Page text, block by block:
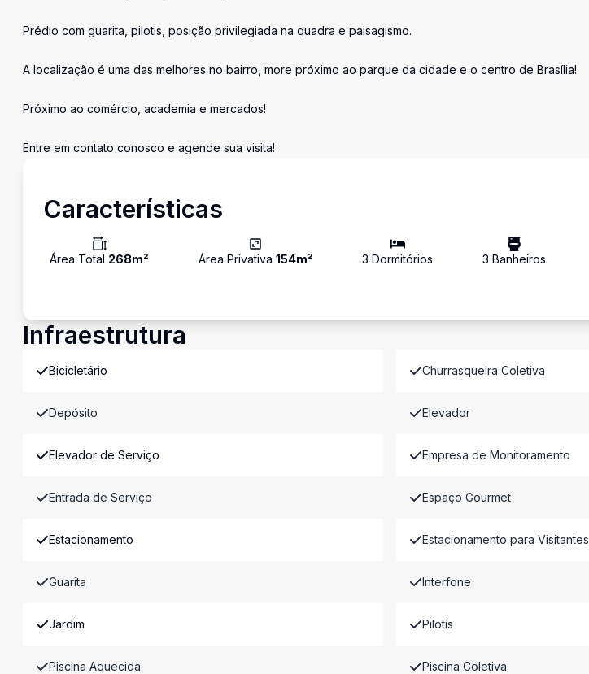
Prédio com guarita, pilotis, posição privilegiada na quadra e paisagismo.
A localização é uma das melhores no bairro, more próximo ao parque da cidade e o centro de Brasília!
Próximo ao comércio, academia e mercados!
Entre em contato conosco e agende sua visita!
Características
Área Total 268m² Área Privativa 154m² 3 Dormitórios 3 Banheiros
Infraestrutura
Bicicletário Churrasqueira Coletiva
Depósito Elevador
Elevador de Serviço Empresa de Monitoramento
Entrada de Serviço Espaço Gourmet
Estacionamento Estacionamento para Visitantes
Guarita Interfone
Jardim Pilotis
Piscina Aquecida Piscina Coletiva